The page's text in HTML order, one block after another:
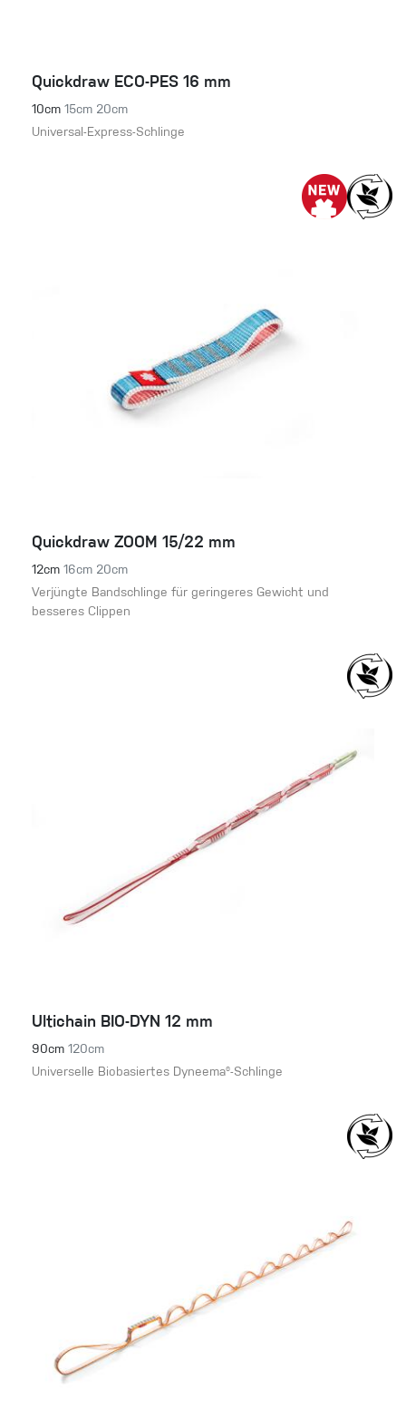
Quickdraw ECO-PES 16 mm
10cm 15cm 20cm
Universal-Express-Schlinge
Quickdraw ZOOM 15/22 mm
12cm 16cm 20cm
Verjüngte Bandschlinge für geringeres Gewicht und
besseres Clippen
Ultichain BIO-DYN 12 mm
90cm 120cm
Universelle Biobasiertes Dyneema®-Schlinge